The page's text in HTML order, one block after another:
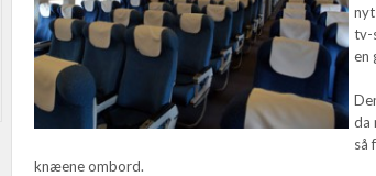
tv-
en
da
så
knæene ombord.